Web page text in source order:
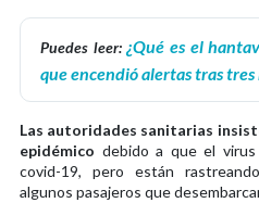
Puedes leer:¿Qué es el
que encendió alertas tras
Las autoridades sanitarias
epidémico debido a que el
covid-19, pero están
algunos pasajeros que